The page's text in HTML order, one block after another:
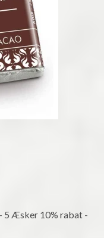
5 Æsker 10% rabat -